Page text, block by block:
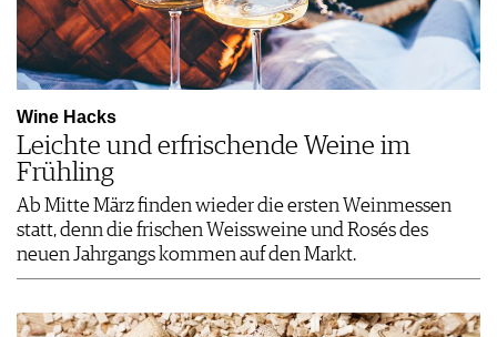
Wine Hacks
Leichte und erfrischende Weine im
Frühling
Ab Mitte März finden wieder die ersten Weinmessen
statt, denn die frischen Weissweine und Rosés des
neuen Jahrgangs kommen auf den Markt.